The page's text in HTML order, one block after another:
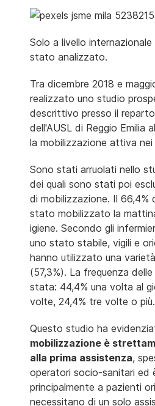
Solo a livello
stato analizzato.
Tra dicembre 2018 e
realizzato uno studio
descrittivo presso il
dell'AUSL di Reggio Emilia
la mobilizzazione attiva
Sono stati arruolati nello
dei quali sono stati poi
di mobilizzazione. Il 66,4%
stato mobilizzato la
igiene. Secondo gli
uno stato stabile, vigili e
hanno utilizzato una
(57,3%). La frequenza
stata: 44,4% una volta al
volte, 24,4% tre volte o più.
Questo studio ha
mobilizzazione è
alla prima assistenza,
operatori socio-sanitari ed
principalmente a pazienti
necessitano di un solo